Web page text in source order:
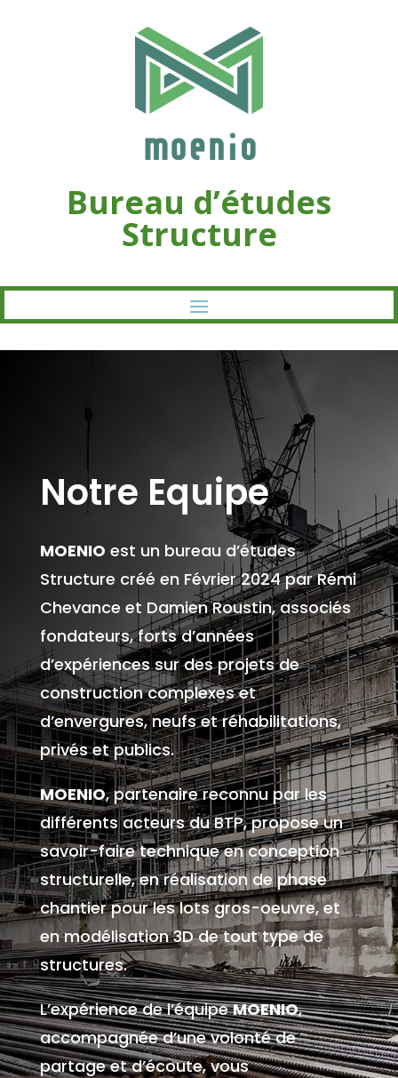
Bureau d’études
Structure
Notre Equipe
MOENIO est un bureau d’études
Structure créé en Février 2024 par Rémi
Chevance et Damien Roustin, associés
fondateurs, forts d’années
d’expériences sur des projets de
construction complexes et
d’envergures, neufs et réhabilitations,
privés et publics.
MOENIO, partenaire reconnu par les
différents acteurs du BTP, propose un
savoir-faire technique en conception
structurelle, en réalisation de phase
chantier pour les lots gros-oeuvre, et
en modélisation 3D de tout type de
structures.
L’expérience de l’équipeMOENIO,
accompagnée d’une volonté de
partage et d’écoute, vous